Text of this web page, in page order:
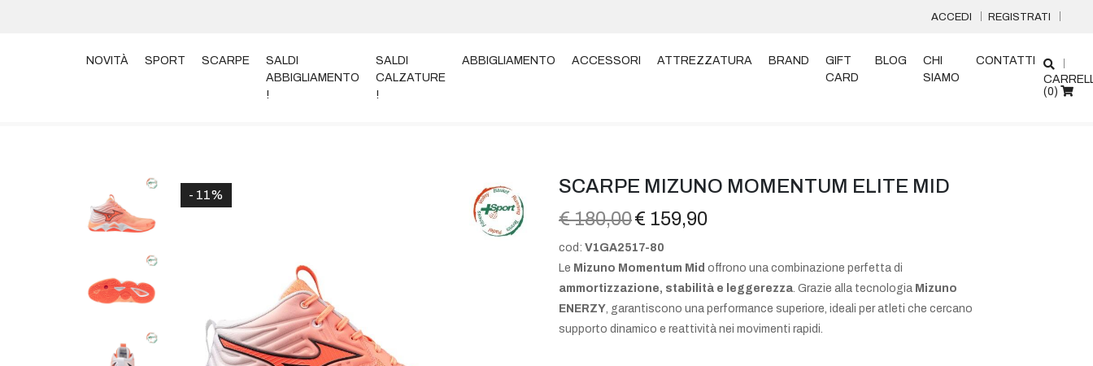
ACCEDI REGISTRATI
NOVITÀ SPORT SCARPE
SALDI
ABBIGLIAMENTO
!
SALDI
CALZATURE
!
ABBIGLIAMENTO ACCESSORI ATTREZZATURA BRAND
GIFT
CARD
BLOG
CHI
SIAMO
CONTATTI
(0)
- 11%
SCARPE MIZUNO MOMENTUM ELITE MID
€ 180,00€ 159,90
cod: V1GA2517-80
Le Mizuno Momentum Mid offrono una combinazione perfetta di
ammortizzazione, stabilità e leggerezza. Grazie alla tecnologia Mizuno
ENERZY, garantiscono una performance superiore, ideali per atleti che cercano
supporto dinamico e reattività nei movimenti rapidi.